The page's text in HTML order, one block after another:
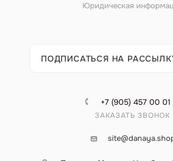
Юридическая
ПОДПИСАТЬСЯ НА
+7 (905) 457 00 01
ЗАКАЗАТЬ ЗВОНОК